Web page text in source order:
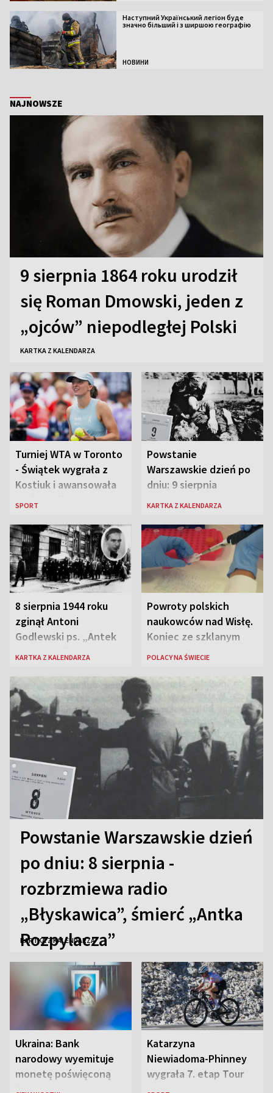
Наступний Український легіон буде
значно більший і з ширшою географію
НОВИНИ
NAJNOWSZE
9 sierpnia 1864 roku urodził
się Roman Dmowski, jeden z
„ojców” niepodległej Polski
KARTKA Z KALENDARZA
Turniej WTA w Toronto
- Świątek wygrała z
Kostiuk i awansowała
do ćwierćfinału
SPORT
Powstanie
Warszawskie dzień po
dniu: 9 sierpnia
KARTKA Z KALENDARZA
8 sierpnia 1944 roku
zginął Antoni
Godlewski ps. „Antek
Rozpylacz”
KARTKA Z KALENDARZA
Powroty polskich
naukowców nad Wisłę.
Koniec ze szklanym
sufitem
POLACY NA ŚWIECIE
Powstanie Warszawskie dzień
po dniu: 8 sierpnia -
rozbrzmiewa radio
„Błyskawica”, śmierć „Antka
Rozpylacza”
KARTKA Z KALENDARZA
Ukraina: Bank
narodowy wyemituje
monetę poświęconą
św. Janowi Pawłowi II
Katarzyna
Niewiadoma-Phinney
wygrała 7. etap Tour
de France i została